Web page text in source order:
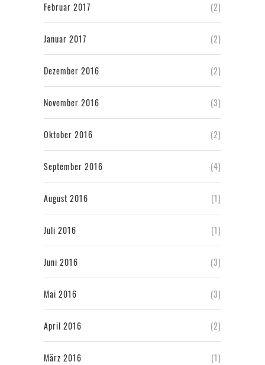
Februar 2017 (2)
Januar 2017 (2)
Dezember 2016 (2)
November 2016 (3)
Oktober 2016 (2)
September 2016 (4)
August 2016 (1)
Juli 2016 (1)
Juni 2016 (3)
Mai 2016 (3)
April 2016 (2)
März 2016 (1)